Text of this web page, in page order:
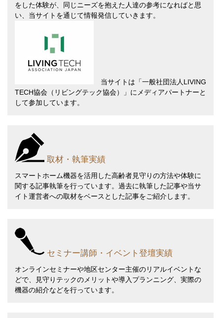
をした体験が、同じニーズを抱えた人達の参考になればと思
い、当サイトを通じて情報発信していきます。
当サイトは 「一般社団法人LIVING
TECH協会（リビングテック協会）」 にメディアパートナーと
して参加しています。
取材・執筆実績
スマートホーム機器を活用した高齢者見守りの方法や体験に
関する記事執筆を行っています。過去に執筆した記事や当サ
イト運営者への取材をベースとした記事をご紹介します。
セミナー講師・イベント登壇実績
オンラインセミナーや地区センター主催のリアルイベントな
どで、見守りテックのメリットや導入プランニング、実際の
機器の紹介などを行っています。